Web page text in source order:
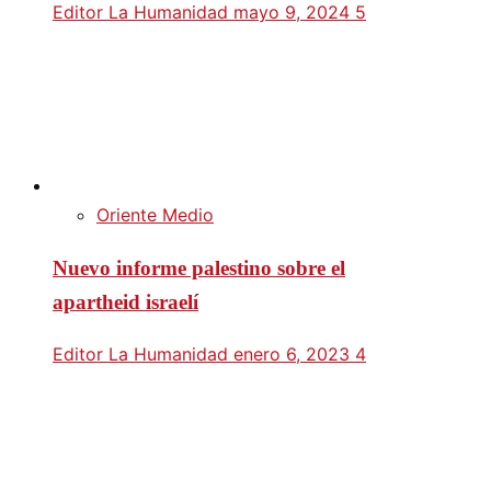
Editor La Humanidad mayo 9, 2024 5
Oriente Medio
Nuevo informe palestino sobre el
apartheid israelí
Editor La Humanidad enero 6, 2023 4